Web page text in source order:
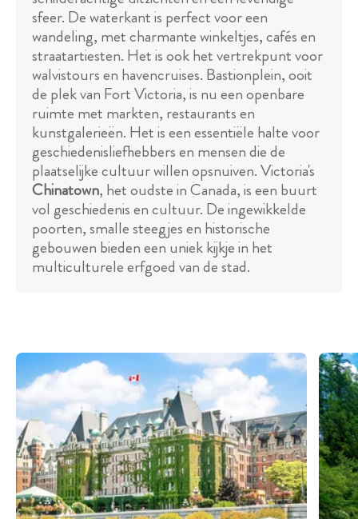
sfeer. De waterkant is perfect voor een
wandeling, met charmante winkeltjes, cafés en
straatartiesten. Het is ook het vertrekpunt voor
walvistours en havencruises. Bastionplein, ooit
de plek van Fort Victoria, is nu een openbare
ruimte met markten, restaurants en
kunstgalerieën. Het is een essentiële halte voor
geschiedenisliefhebbers en mensen die de
plaatselijke cultuur willen opsnuiven. Victoria's
Chinatown, het oudste in Canada, is een buurt
vol geschiedenis en cultuur. De ingewikkelde
poorten, smalle steegjes en historische
gebouwen bieden een uniek kijkje in het
multiculturele erfgoed van de stad.